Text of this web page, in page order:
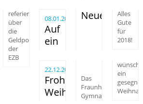
referierte
über
die
Geldpolitik
der
EZB
08.01.2018
Auf
ein
Neues!
Alles
Gute
für
2018!
22.12.2017
Frohe
Weihnachten!
Das
Fraunhofer-
Gymnasium
wünscht
ein